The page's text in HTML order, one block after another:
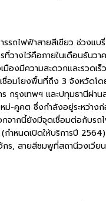
รรถไฟฟ้าสายสีเขียว ช่วงแบ
ที่วางไว้คือภายในเดือนธันวา
เมืองมีความสะดวกและรวด
ชื่อมโยงพื้นที่ถึง 3 จังหวัดโ
กรุงเทพฯ และปทุมธานีผ่า
ม่-คูคต ซึ่งกำลังอยู่ระหว่างก่
จากนี้ยังมีจุดเชื่อมต่อกับรถ
(กำหนดเปิดให้บริการปี
ร, สายสีชมพูที่สถานีวงเวีย